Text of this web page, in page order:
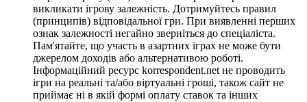
викликати ігрову залежність. Дотримуйтесь правил
(принципів) відповідальної гри. При виявленні перших
ознак залежності негайно зверніться до спеціаліста.
Пам'ятайте, що участь в азартних іграх не може бути
джерелом доходів або альтернативою роботі.
Інформаційний ресурс korrespondent.net не проводить
ігри на реальні та/або віртуальні гроші, також сайт не
приймає ні в якій формі оплату ставок та інших